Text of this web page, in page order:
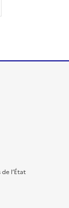
par email
l’État